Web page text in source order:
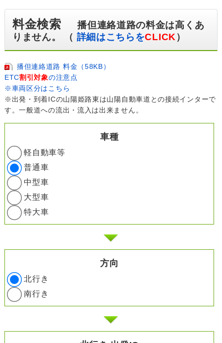
料金検索播但連絡道路の料金は高くあ
りません。 （ 詳細はこちらをCLICK ）
播但連絡道路 料金（58KB）
ETC割引対象の注意点
※車両区分はこちら
※出発・到着ICの山陽姫路東は山陽自動車道との接続インターで
す。一般道への流出・流入は出来ません。
車種
軽自動車等
普通車
中型車
大型車
特大車
方向
北行き
南行き